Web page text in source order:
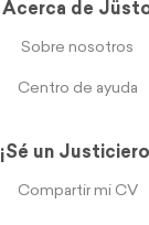
Acerca de
Sobre nosotros
Centro de ayuda
¡Sé un
Compartir mi CV